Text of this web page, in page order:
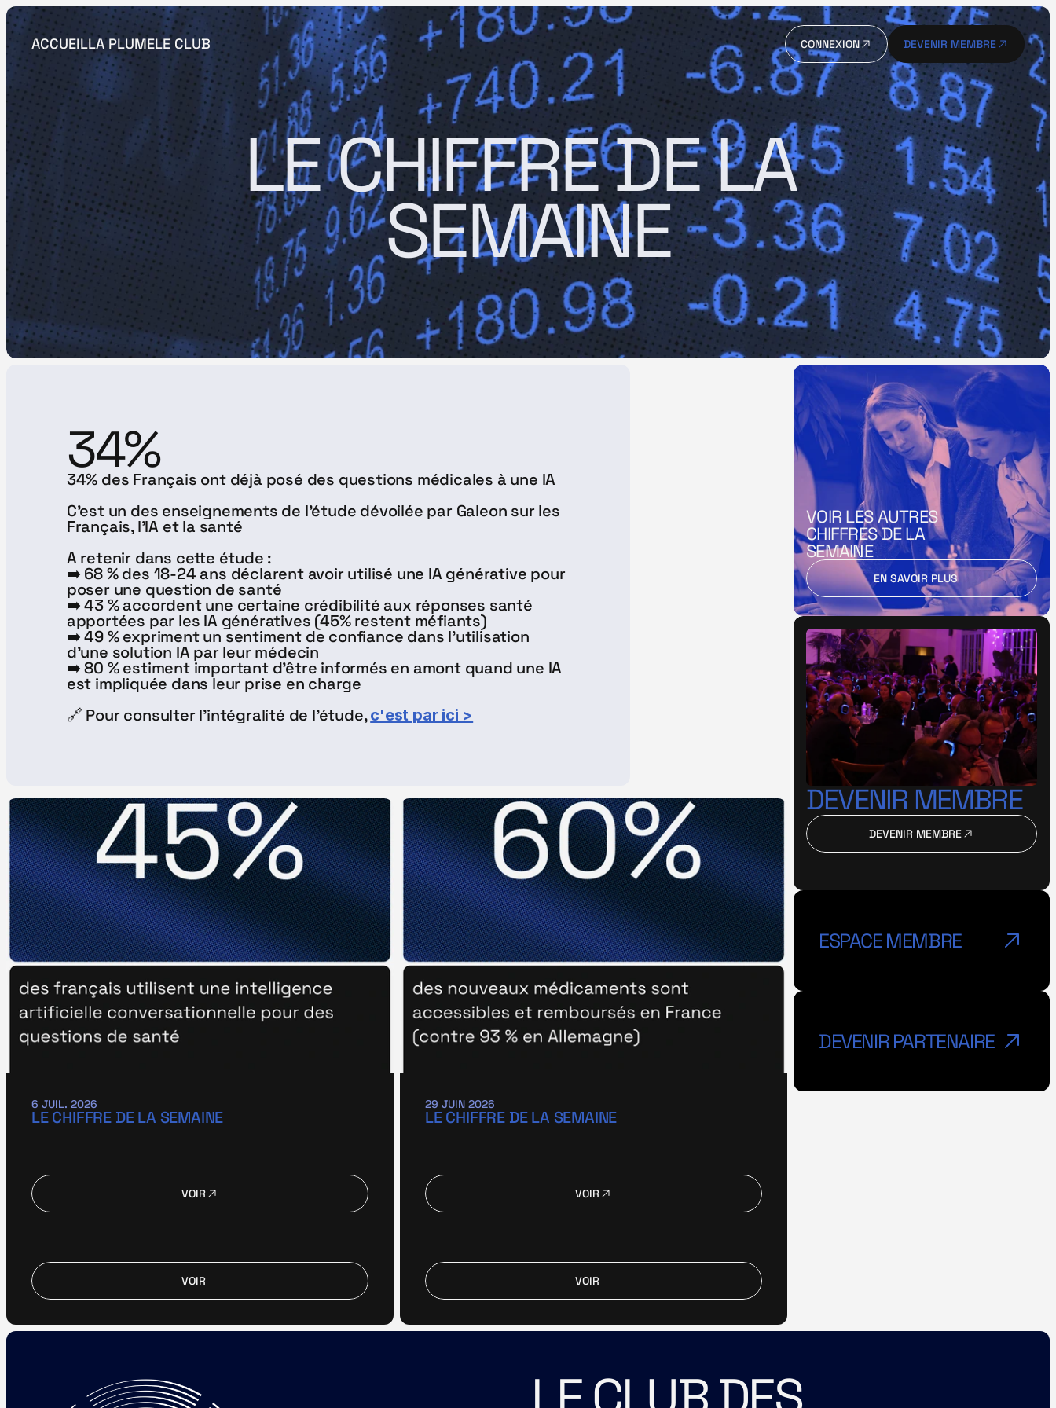
ACCUEILLA PLUMELE CLUB
CONNEXION
CONNEXION
DEVENIR MEMBRE
LE CHIFFRE DE LA
SEMAINE
34%
34% des Français ont déjà posé des questions médicales à une IA
C'est un des enseignements de l'étude dévoilée par Galeon sur les
Français, l'IA et la santé
A retenir dans cette étude :
➡️ 68 % des 18-24 ans déclarent avoir utilisé une IA générative pour
poser une question de santé
➡️ 43 % accordent une certaine crédibilité aux réponses santé
apportées par les IA génératives (45% restent méfiants)
➡️ 49 % expriment un sentiment de confiance dans l'utilisation
d'une solution IA par leur médecin
➡️ 80 % estiment important d’être informés en amont quand une IA
est impliquée dans leur prise en charge
🔗 Pour consulter l'intégralité de l'étude, c'est par ici >
6 JUIL. 2026
LE CHIFFRE DE LA SEMAINE
VOIR
VOIR
29 JUIN 2026
LE CHIFFRE DE LA SEMAINE
VOIR
VOIR
VOIR LES AUTRES
CHIFFRES DE LA
SEMAINE
EN SAVOIR PLUS
EN SAVOIR PLUS
DEVENIR MEMBRE
DEVENIR MEMBRE
ESPACE MEMBRE
DEVENIR PARTENAIRE